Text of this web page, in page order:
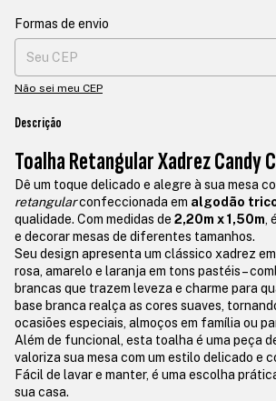
Entregas para o CEP:
Formas de envio
Não sei meu CEP
Descrição
Toalha Retangular Xadrez Candy
Dê um toque delicado e alegre à sua mesa
retangularconfeccionada em algodão
qualidade. Com medidas de 2,20m x 1,50m,
e decorar mesas de diferentes tamanhos.
Seu design apresenta um clássico xadrez
rosa, amarelo e laranja em tons pastéis –
brancas que trazem leveza e charme para
base branca realça as cores suaves,
ocasiões especiais, almoços em família ou
Além de funcional, esta toalha é uma peça
valoriza sua mesa com um estilo delicado e
Fácil de lavar e manter, é uma escolha
sua casa.